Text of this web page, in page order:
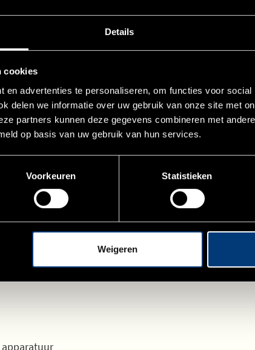
Details
cookies
en advertenties te personaliseren, om functies voor
delen we informatie over uw gebruik van onze site met
partners kunnen deze gegevens combineren met
op basis van uw gebruik van hun services.
Voorkeuren Statistieken
Weigeren
iets unieks wil organiseren
met een intieme setting